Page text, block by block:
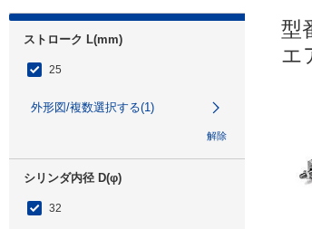
ストローク L(mm)
25
外形図/複数選択する(1)
解除
シリンダ内径 D(φ)
32
型
エ